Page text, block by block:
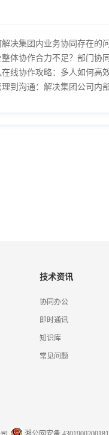
技术资讯
协同办公
即时通讯
知识库
常见问题